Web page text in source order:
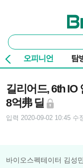
바
통
합
검
색
오피니언 탐
길리어드, 6th IO
8억弗 딜
입력 2020-09-02 10:45 수
바이오스펙테이터 김성